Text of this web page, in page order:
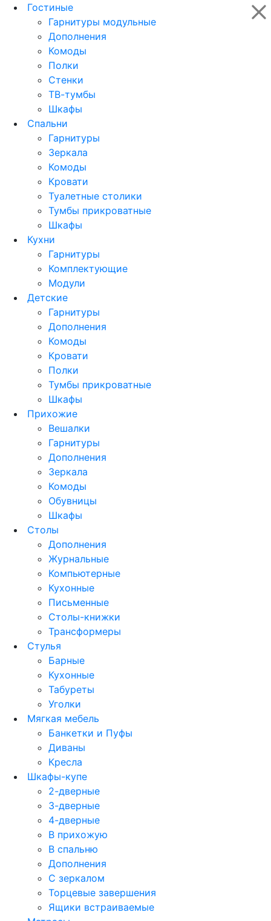
Гостиные
Гарнитуры модульные
Дополнения
Комоды
Полки
Стенки
ТВ-тумбы
Шкафы
Спальни
Гарнитуры
Зеркала
Комоды
Кровати
Туалетные столики
Тумбы прикроватные
Шкафы
Кухни
Гарнитуры
Комплектующие
Модули
Детские
Гарнитуры
Дополнения
Комоды
Кровати
Полки
Тумбы прикроватные
Шкафы
Прихожие
Вешалки
Гарнитуры
Дополнения
Зеркала
Комоды
Обувницы
Шкафы
Столы
Дополнения
Журнальные
Компьютерные
Кухонные
Письменные
Столы-книжки
Трансформеры
Стулья
Барные
Кухонные
Табуреты
Уголки
Мягкая мебель
Банкетки и Пуфы
Диваны
Кресла
Шкафы-купе
2-дверные
3-дверные
4-дверные
В прихожую
В спальню
Дополнения
С зеркалом
Торцевые завершения
Ящики встраиваемые